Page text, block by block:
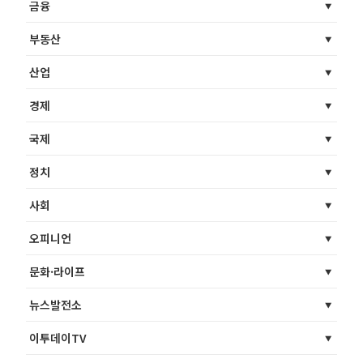
금융
부동산
산업
경제
국제
정치
사회
오피니언
문화·라이프
뉴스발전소
이투데이TV